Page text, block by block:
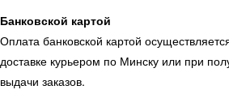
Банковской картой
Оплата банковской картой
доставке курьером по Минску или при
выдачи заказов.